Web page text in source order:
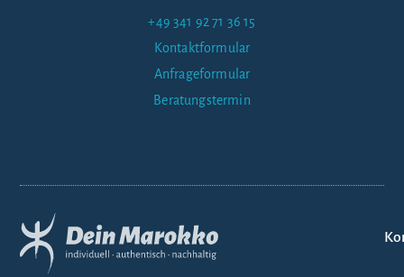
+49 341 92 71 36 15
Kontaktformular
Anfrageformular
Beratungstermin